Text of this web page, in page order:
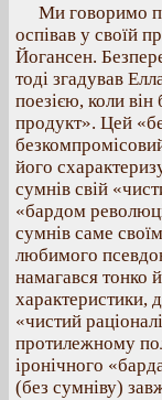
Ми говоримо
оспівав у своїй
Йогансен.
тоді згадував
поезією, коли
продукт». Цей
його
сумнів свій
«бардом
сумнів саме
любимого
намагався тонко
характеристики,
«чистий
протилежному
іронічного
(без сумніву)